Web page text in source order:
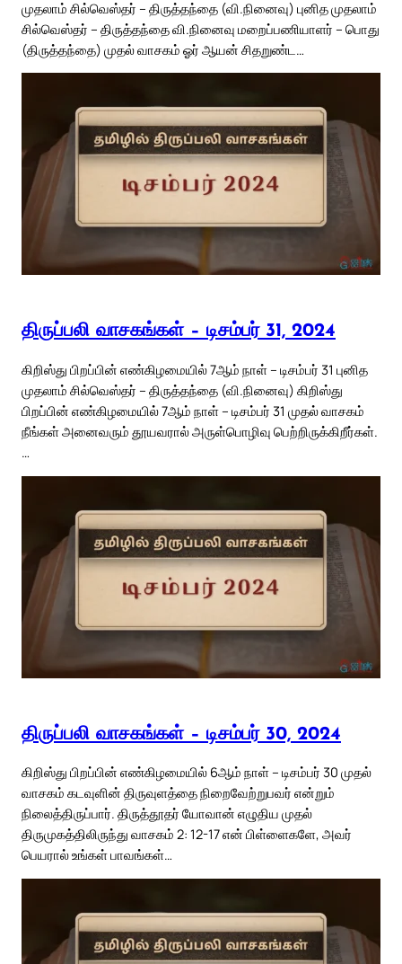
முதலாம் சில்வெஸ்தர் – திருத்தந்தை (வி.நினைவு) புனித முதலாம்
சில்வெஸ்தர் – திருத்தந்தை வி.நினைவு மறைப்பணியாளர் – பொது
(திருத்தந்தை) முதல் வாசகம் ஓர் ஆயன் சிதறுண்ட…
திருப்பலி வாசகங்கள் – டிசம்பர் 31, 2024
கிறிஸ்து பிறப்பின் எண்கிழமையில் 7ஆம் நாள் – டிசம்பர் 31 புனித
முதலாம் சில்வெஸ்தர் – திருத்தந்தை (வி.நினைவு) கிறிஸ்து
பிறப்பின் எண்கிழமையில் 7ஆம் நாள் – டிசம்பர் 31 முதல் வாசகம்
நீங்கள் அனைவரும் தூயவரால் அருள்பொழிவு பெற்றிருக்கிறீர்கள்.
…
திருப்பலி வாசகங்கள் – டிசம்பர் 30, 2024
கிறிஸ்து பிறப்பின் எண்கிழமையில் 6ஆம் நாள் – டிசம்பர் 30 முதல்
வாசகம் கடவுளின் திருவுளத்தை நிறைவேற்றுபவர் என்றும்
நிலைத்திருப்பார். திருத்தூதர் யோவான் எழுதிய முதல்
திருமுகத்திலிருந்து வாசகம் 2: 12-17 என் பிள்ளைகளே, அவர்
பெயரால் உங்கள் பாவங்கள்…